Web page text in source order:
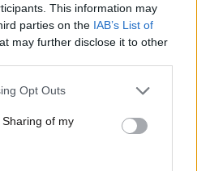
This information may
parties on the IAB’s List of
may further disclose it to other
app uses one or more Google
behaviour. You may click to
and its third-party tags to
purposes in below Google
Opt Outs
of my
για την υγεία του
«super foods» που